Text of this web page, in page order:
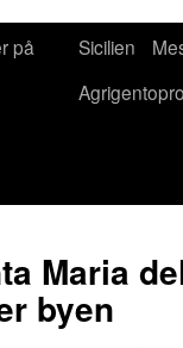
på
Sicilien
Maria
byen